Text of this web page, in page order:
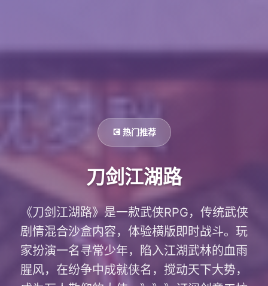
💽 热门推荐
刀剑江湖路
《刀剑江湖路》是一款武侠RPG，传统武侠
剧情混合沙盒内容，体验横版即时战斗。玩
家扮演一名寻常少年，陷入江湖武林的血雨
腥风，在纷争中成就侠名，搅动天下大势，